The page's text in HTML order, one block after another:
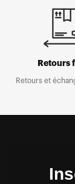
Retours
Retours et